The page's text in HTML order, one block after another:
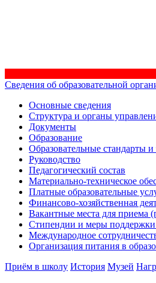
Сведения об образовательной
Основные сведения
Структура и органы
Документы
Образование
Образовательные стандарты и
Руководство
Педагогический состав
Материально-техническое
Платные образовательные
Финансово-хозяйственная
Вакантные места для приема
Стипендии и меры
Международное
Организация питания в
Приём в школу История Музей